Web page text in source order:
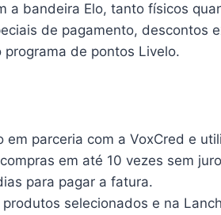
a bandeira Elo, tanto físicos
de pagamento, descontos
de pontos Livelo.
em parceria com a VoxCred e
em até 10 vezes sem
para pagar a fatura.
selecionados e na